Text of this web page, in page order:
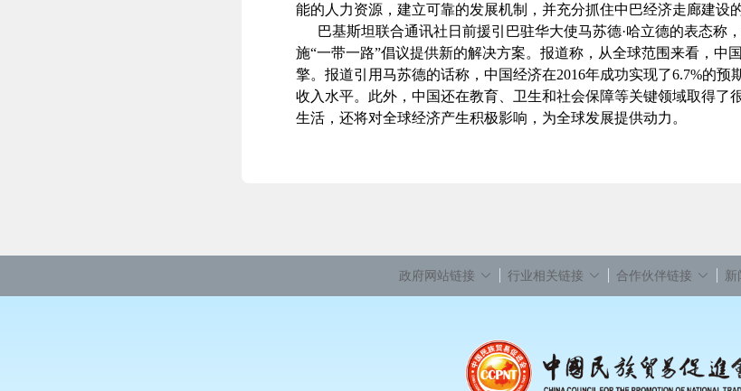
能的人力资源，建立可靠的发展机制，并充分抓住中巴经济走廊建设
巴基斯坦联合通讯社日前援引巴驻华大使马苏德·哈立德的表态称
施“一带一路”倡议提供新的解决方案。报道称，从全球范围来看，中
擎。报道引用马苏德的话称，中国经济在2016年成功实现了6.7%的
收入水平。此外，中国还在教育、卫生和社会保障等关键领域取得
生活，还将对全球经济产生积极影响，为全球发展提供动力。
政府网站链接 行业相关链接 合作伙伴链接 新